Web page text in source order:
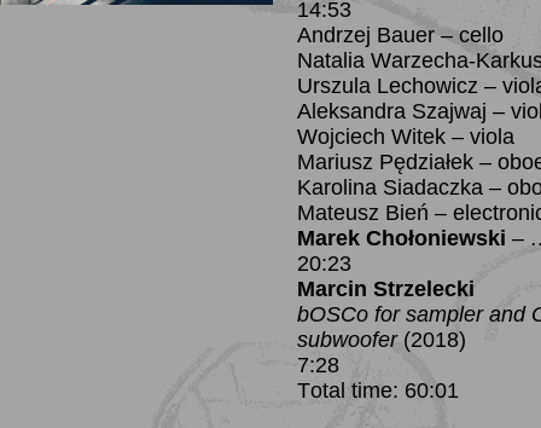
14:53
Andrzej Bauer – cello
Natalia Warzecha-
Urszula Lechowicz –
Aleksandra Szajwaj –
Wojciech Witek – viola
Mariusz Pędziałek –
Karolina Siadaczka –
Mateusz Bień –
Marek Chołoniewski –
20:23
Marcin Strzelecki
bOSCo for sampler and
subwoofer(2018)
7:28
Total time: 60:01